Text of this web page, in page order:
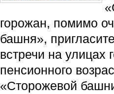
горожан, помимо
башня»,
встречи на
пенсионного
«Сторожевой